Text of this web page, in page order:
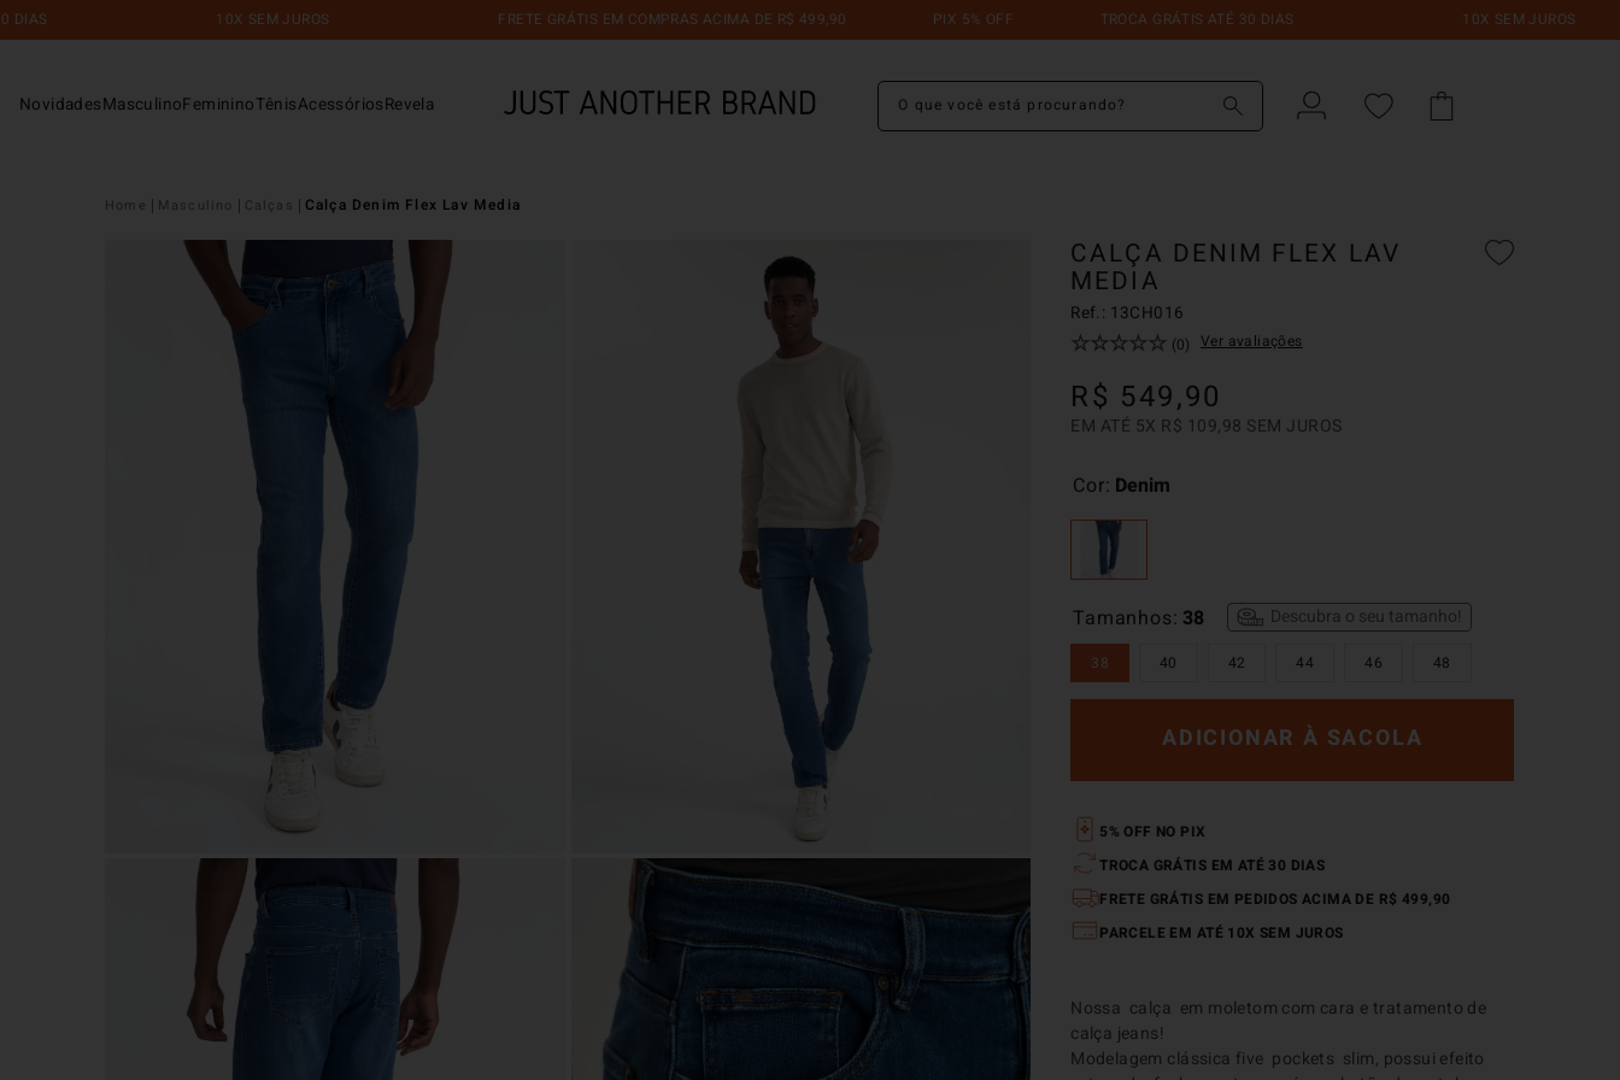
10X SEM JUROS FRETE GRÁTIS EM COMPRAS ACIMA DE R$ 499,90 PIX 5% OFF TROCA GRÁTIS ATÉ 30 DIAS 10X SEM JUROS
NovidadesMasculinoFemininoTênisAcessóriosRevela
O que você está procurando?
Masculino Calças Calça Denim Flex Lav Media
CALÇA DENIM FLEX LAV
MEDIA
Ref.: 13CH016
☆☆☆☆☆ (0) Ver avaliações
R$ 549,90
EM ATÉ 5X R$ 109,98 SEM JUROS
Tamanhos 38
38 40 42 44 46 48
Descubra o seu tamanho!
Cor Denim
ADICIONAR À SACOLA
5% OFF NO PIX
TROCA GRÁTIS EM ATÉ 30 DIAS
FRETE GRÁTIS EM PEDIDOS ACIMA DE R$ 499,90
PARCELE EM ATÉ 10X SEM JUROS
Nossa  calça  em moletom com cara e tratamento de
calça jeans!
Modelagem clássica five  pockets  slim, possui efeito